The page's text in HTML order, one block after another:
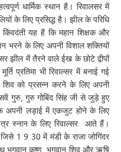
धार्मिक स्थान है। रिवालसर में
के लिए प्रसिद्ध है। झील के परिधि
यह है कि महान शिक्षक और
भरने के लिए अपनी विशाल शक्तियों
झील में तैरने वाले ईख के छोटे द्वीपों
प्रतिमा भी रिवाल्सर में बनाई गई
शिव को प्रसन्न करने के लिए अपनी
दसवें गुरु, गुरु गोबिंद सिंह जी से जुड़े हुए
अपनी लड़ाई में एकजुट होने के लिए
स्नान के लिए रिवाल्सर आते हैं।
जिसे 1 9 30 में मंडी के राजा जोगिंदर